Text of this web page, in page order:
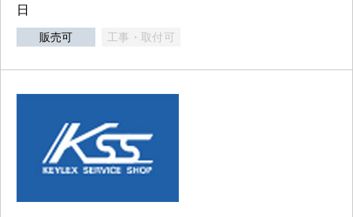
日
販売可 工事・取付可